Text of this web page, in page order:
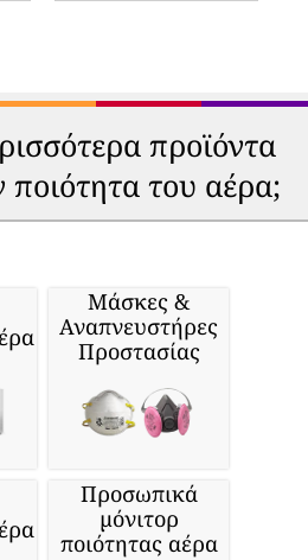
προϊόντα
ποιότητα του αέρα;
Μάσκες &
Αναπνευστήρες
Προστασίας
Προσωπικά
μόνιτορ
ποιότητας αέρα